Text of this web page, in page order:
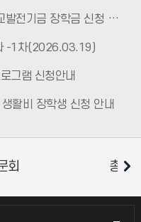
2026년도 1학기 (재)인천대학교발전기금 장학금 신청 안내
-1차(2026.03.19)
그램 신청안내
활비 장학생 신청 안내
소비자생활협동조합